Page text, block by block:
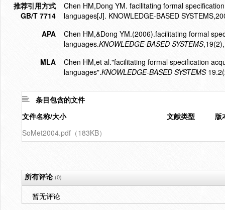
推荐引用方式
GB/T 7714
Chen HM,Dong YM. facilitating formal
languages[J]. KNOWLEDGE-BASED
APA
Chen HM,&Dong YM.(2006).facilitating formal
languages.KNOWLEDGE-BASED SYSTEMS
MLA
Chen HM,et al."facilitating formal specification
languages".KNOWLEDGE-BASED SYSTEMS
条目包含的文件
文件名称/大小
文献类型
版
SoMet2004.pdf（183KB）
所有评论(0)
暂无评论